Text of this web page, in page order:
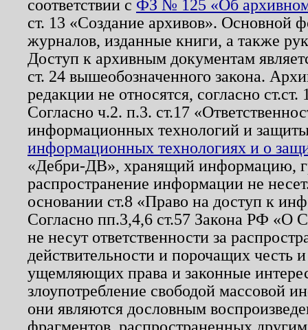
соответствии с ФЗ № 125 «Об
ст. 13 «Создание архивов». Основной
журналов, изданные книги, а также
Доступ к архивным документам
ст. 24 вышеобозначенного закона.
редакции не относятся, согласно
Согласно ч.2. п.3. ст.17
информационных технологий и
информационных технологиях и о
«Дебри-ДВ», хранящий информацию,
распространение информации не
основании ст.8 «Право на доступ к
Согласно пп.3,4,6 ст.57 Закона РФ «О
не несут ответственности за
действительности и порочащих честь
ущемляющих права и законные
злоупотребление свободой массовой
они являются дословным
фрагментов, распространенных